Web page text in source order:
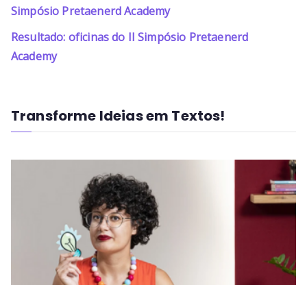
Simpósio Pretaenerd Academy
Resultado: oficinas do II Simpósio Pretaenerd
Academy
Transforme Ideias em Textos!